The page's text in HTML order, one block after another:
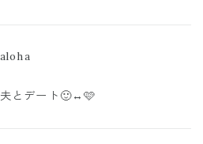
aloha
夫とデート🙂‍↔️🩷